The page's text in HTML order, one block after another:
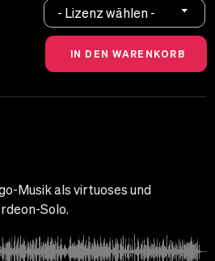
- Lizenz wählen -
Musik als virtuoses und
Solo.